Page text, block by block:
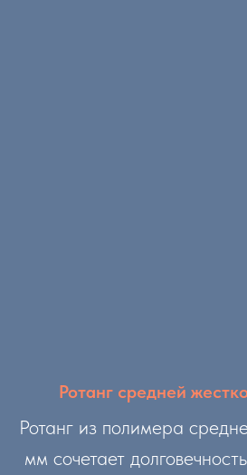
Ротанг средней
Ротанг из полимера
мм сочетает